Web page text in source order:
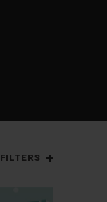
FILTERS